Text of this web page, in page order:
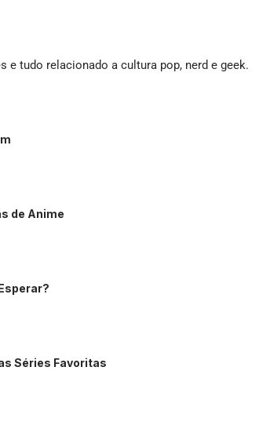
e tudo relacionado a cultura pop, nerd e geek.
de Anime
Séries Favoritas